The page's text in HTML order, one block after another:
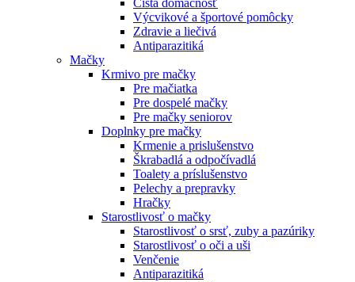
Výcvikové a športové pomôcky
Zdravie a liečivá
Antiparazitiká
Mačky
Krmivo pre mačky
Pre mačiatka
Pre dospelé mačky
Pre mačky seniorov
Doplnky pre mačky
Krmenie a prislušenstvo
Škrabadlá a odpočívadlá
Toalety а príslušenstvo
Pelechy a prepravky
Hračky
Starostlivosť o mačky
Starostlivosť o srsť, zuby a pazúriky
Starostlivosť o oči a uši
Venčenie
Antiparazitiká